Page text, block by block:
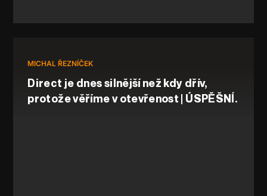
MICHAL ŘEZNÍČEK
Direct je dnes silnější než kdy dřív,
protože věříme v otevřenost | ÚSPĚŠNÍ.